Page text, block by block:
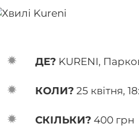
ДЕ? KURENI,
КОЛИ? 25 квітня,
СКІЛЬКИ? 400 грн